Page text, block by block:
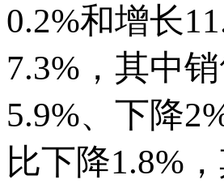
0.2%和增长
7.3%，其中
5.9%、下降
比下降1.8%